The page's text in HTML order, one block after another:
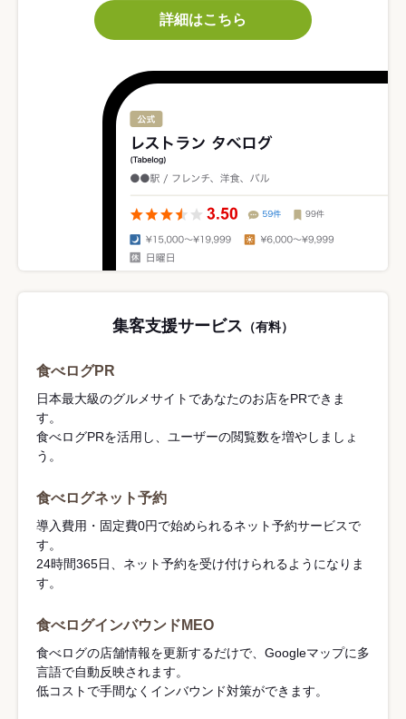
詳細はこちら
集客支援サービス （有料）
食べログPR
日本最大級のグルメサイトであなたのお店をPRできま
す。
食べログPRを活用し、ユーザーの閲覧数を増やしましょ
う。
食べログネット予約
導入費用・固定費0円で始められるネット予約サービスで
す。
24時間365日、ネット予約を受け付けられるようになりま
す。
食べログインバウンドMEO
食べログの店舗情報を更新するだけで、Googleマップに多
言語で自動反映されます。
低コストで手間なくインバウンド対策ができます。